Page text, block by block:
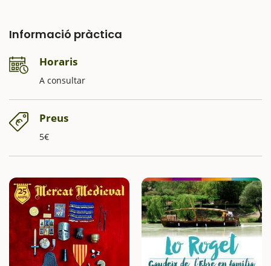
Informació pràctica
Horaris
A consultar
Preus
5€